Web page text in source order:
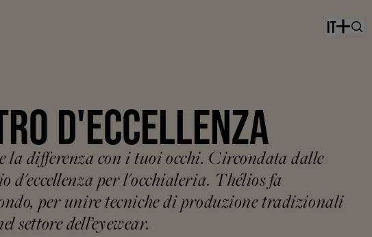
IT
D'ECCELLENZA
la differenza con i tuoi occhi. Circondata dalle
per l'occhialeria. Thélios fa
per unire tecniche di produzione tradizionali
dell’eyewear.